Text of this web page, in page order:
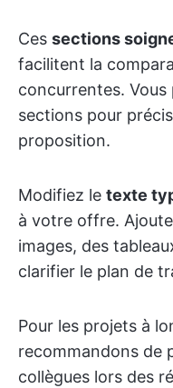
Ces sections
facilitent la
concurrentes.
sections pour
proposition.
Modifiez le texte
à votre offre.
images, des
clarifier le plan de
Pour les projets à
recommandons de
collègues lors des